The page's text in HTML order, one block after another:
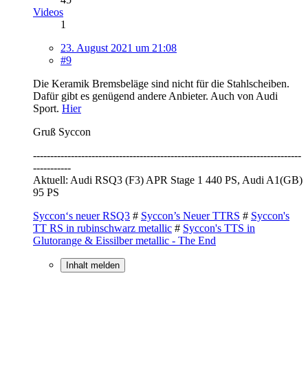
Videos
1
23. August 2021 um 21:08
#9
Die Keramik Bremsbeläge sind nicht für die Stahlscheiben.
Dafür gibt es genügend andere Anbieter. Auch von Audi
Sport. Hier
Gruß Syccon
------------------------------------------------------------------------------
-----------
Aktuell: Audi RSQ3 (F3) APR Stage 1 440 PS, Audi A1(GB)
95 PS
Syccon‘s neuer RSQ3 # Syccon’s Neuer TTRS # Syccon's
TT RS in rubinschwarz metallic # Syccon's TTS in
Glutorange & Eissilber metallic - The End
Inhalt melden